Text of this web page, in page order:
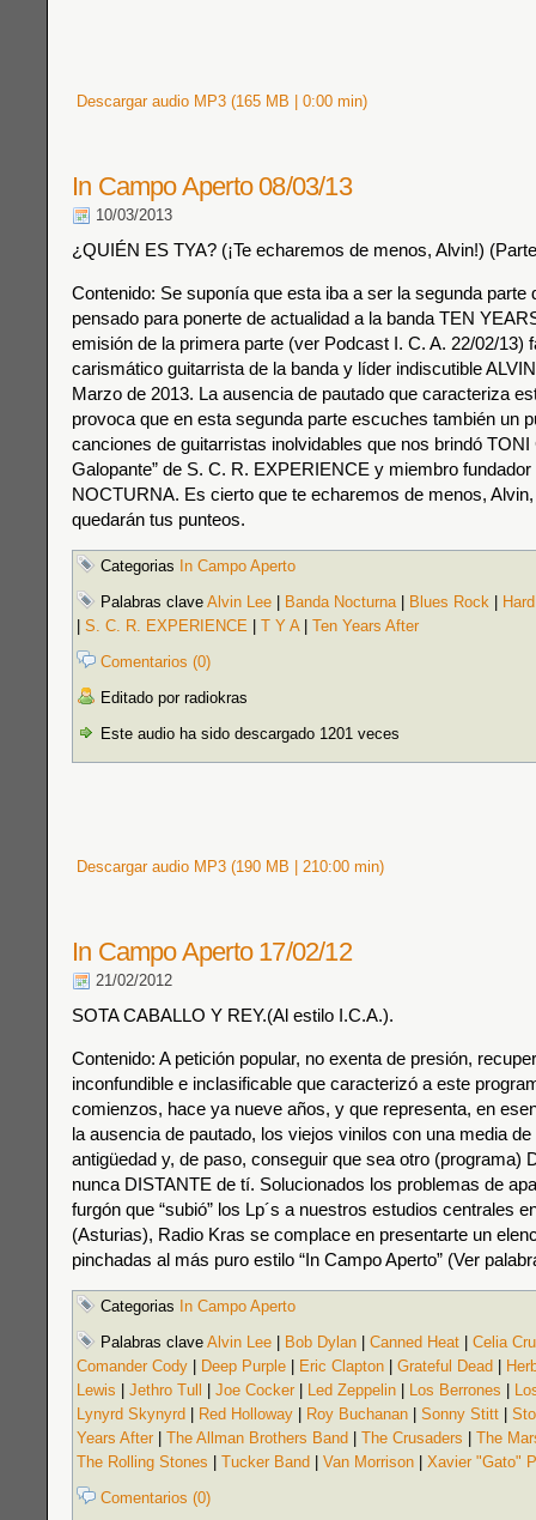
Descargar audio MP3 (165 MB | 0:00 min)
In Campo Aperto 08/03/13
10/03/2013
¿QUIÉN ES TYA? (¡Te echaremos de menos, Alvin!)
Contenido: Se suponía que esta iba a ser la segunda parte
pensado para ponerte de actualidad a la banda TEN
emisión de la primera parte (ver Podcast I. C. A. 22/02/13)
carismático guitarrista de la banda y líder indiscutible
Marzo de 2013. La ausencia de pautado que caracteriza
provoca que en esta segunda parte escuches también un
canciones de guitarristas inolvidables que nos brindó TONI
Galopante” de S. C. R. EXPERIENCE y miembro
NOCTURNA. Es cierto que te echaremos de menos,
quedarán tus punteos.
Categorias In Campo Aperto
Palabras clave Alvin Lee Banda Nocturna| Blues Rock
S. C. R. EXPERIENCE T Y A| Ten Years After
Comentarios (0)
Editado por radiokras
Este audio ha sido descargado 1201 veces
Descargar audio MP3 (190 MB | 210:00 min)
In Campo Aperto 17/02/12
21/02/2012
SOTA CABALLO Y REY.(Al estilo I.C.A.).
Contenido: A petición popular, no exenta de presión,
inconfundible e inclasificable que caracterizó a este
comienzos, hace ya nueve años, y que representa, en
la ausencia de pautado, los viejos vinilos con una media
antigüedad y, de paso, conseguir que sea otro (programa)
nunca DISTANTE de tí. Solucionados los problemas de
furgón que “subió” los Lp´s a nuestros estudios centrales
(Asturias), Radio Kras se complace en presentarte un
pinchadas al más puro estilo “In Campo Aperto” (Ver
Categorias In Campo Aperto
Palabras clave Alvin Lee Bob Dylan Canned Heat
Celia
Comander Cody
Deep Purple Eric Clapton Grateful Dead
Lewis
Jethro Tull Joe Cocker Led Zeppelin Los Berrones
Lynyrd Skynyrd
Red Holloway Roy Buchanan Sonny Stitt
Years After
The Allman Brothers Band The Crusaders
The
The Rolling Stones
Tucker Band Van Morrison
Xavier "Gato"
Comentarios (0)